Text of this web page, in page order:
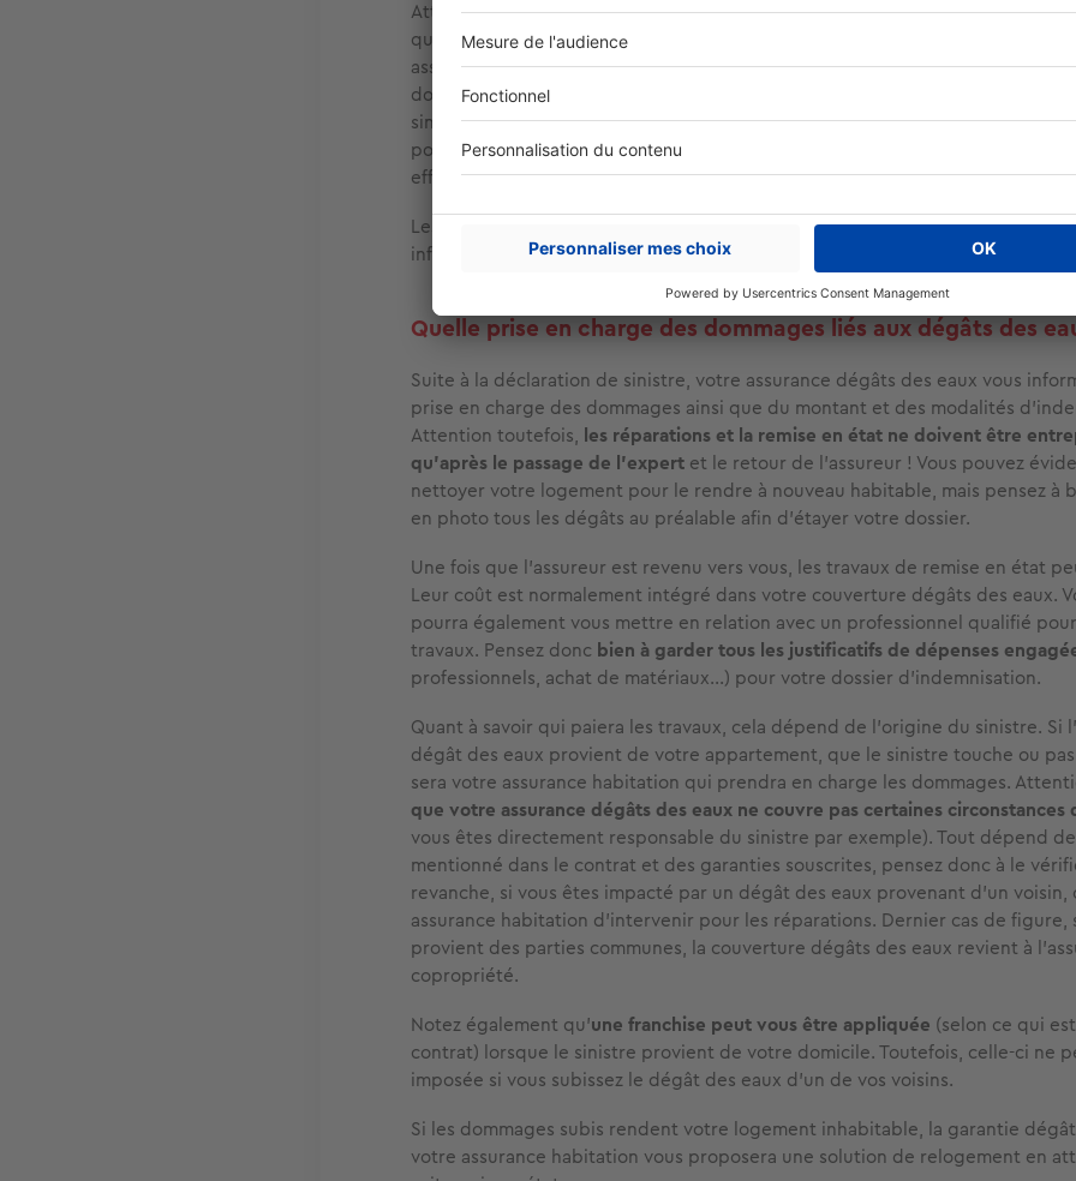
Attention,la déclaration de sinistre doit être effectuée dans les délais prévus
qui sont au minimum de 5 jours ouvrés, comme le stipule l'
assurances. Votre contrat peut même vous laisser une marge plus
doute, veillez à faire votre déclaration au plus vite, dès que vous avez
sinistre. Enfin, sachez que votre assureur ne peut vous imposer un refus de
pour déclaration tardive que si ce retard (au-delà des délais prévus au
effet d'aggraver les conséquences du sinistre.
Les délais de déclaration en matière d’assurance dégâts des eaux ne
inférieurs à 5 jours ouvrés.
Quelle prise en charge des dommages liés aux dégâts des
Suite à la déclaration de sinistre, votre assurance dégâts des eaux vous
prise en charge des dommages ainsi que du montant et des modalités
Attention toutefois, les réparations et la remise en état ne doivent être
qu’après le passage de l’expert et le retour de l’assureur ! Vous pouvez
nettoyer votre logement pour le rendre à nouveau habitable, mais pensez à
en photo tous les dégâts au préalable afin d’étayer votre dossier.
Une fois que l’assureur est revenu vers vous, les travaux de remise en état
Leur coût est normalement intégré dans votre couverture dégâts des eaux.
pourra également vous mettre en relation avec un professionnel qualifié
travaux. Pensez donc bien à garder tous les justificatifs de dépenses
professionnels, achat de matériaux...) pour votre dossier d’indemnisation.
Quant à savoir qui paiera les travaux, cela dépend de l'origine du sinistre. Si
dégât des eaux provient de votre appartement, que le sinistre touche ou pas
sera votre assurance habitation qui prendra en charge les dommages.
que votre assurance dégâts des eaux ne couvre pas certaines circonstances
vous êtes directement responsable du sinistre par exemple). Tout dépend
mentionné dans le contrat et des garanties souscrites, pensez donc à le
revanche, si vous êtes impacté par un dégât des eaux provenant d'un voisin,
assurance habitation d'intervenir pour les réparations. Dernier cas de figure,
provient des parties communes, la couverture dégâts des eaux revient à
copropriété.
Notez également qu'une franchise peut vous être appliquée (selon ce qui
contrat) lorsque le sinistre provient de votre domicile. Toutefois, celle-ci ne
imposée si vous subissez le dégât des eaux d'un de vos voisins.
Si les dommages subis rendent votre logement inhabitable, la garantie
votre assurance habitation vous proposera une solution de relogement en